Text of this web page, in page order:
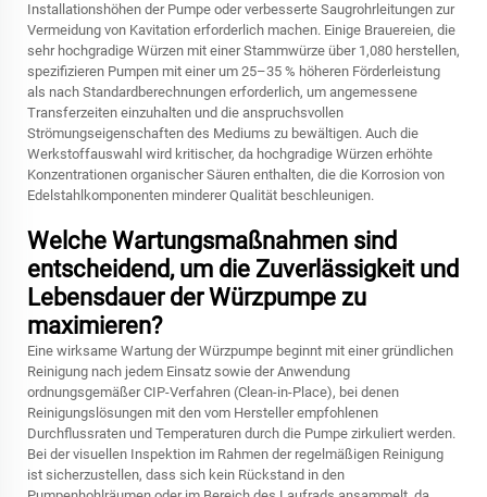
Installationshöhen der Pumpe oder verbesserte Saugrohrleitungen zur
Vermeidung von Kavitation erforderlich machen. Einige Brauereien, die
sehr hochgradige Würzen mit einer Stammwürze über 1,080 herstellen,
spezifizieren Pumpen mit einer um 25–35 % höheren Förderleistung
als nach Standardberechnungen erforderlich, um angemessene
Transferzeiten einzuhalten und die anspruchsvollen
Strömungseigenschaften des Mediums zu bewältigen. Auch die
Werkstoffauswahl wird kritischer, da hochgradige Würzen erhöhte
Konzentrationen organischer Säuren enthalten, die die Korrosion von
Edelstahlkomponenten minderer Qualität beschleunigen.
Welche Wartungsmaßnahmen sind
entscheidend, um die Zuverlässigkeit und
Lebensdauer der Würzpumpe zu
maximieren?
Eine wirksame Wartung der Würzpumpe beginnt mit einer gründlichen
Reinigung nach jedem Einsatz sowie der Anwendung
ordnungsgemäßer CIP-Verfahren (Clean-in-Place), bei denen
Reinigungslösungen mit den vom Hersteller empfohlenen
Durchflussraten und Temperaturen durch die Pumpe zirkuliert werden.
Bei der visuellen Inspektion im Rahmen der regelmäßigen Reinigung
ist sicherzustellen, dass sich kein Rückstand in den